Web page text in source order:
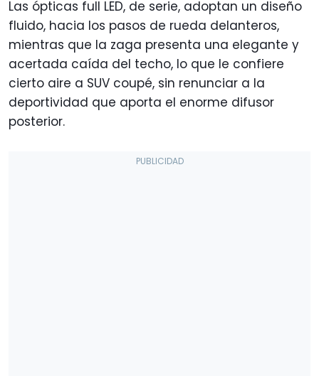
Las ópticas full LED, de serie, adoptan un diseño
fluido, hacia los pasos de rueda delanteros,
mientras que la zaga presenta una elegante y
acertada caída del techo, lo que le confiere
cierto aire a SUV coupé, sin renunciar a la
deportividad que aporta el enorme difusor
posterior.